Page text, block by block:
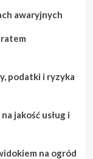
awaryjnych
podatki i ryzyka
jakość usług i
na ogród